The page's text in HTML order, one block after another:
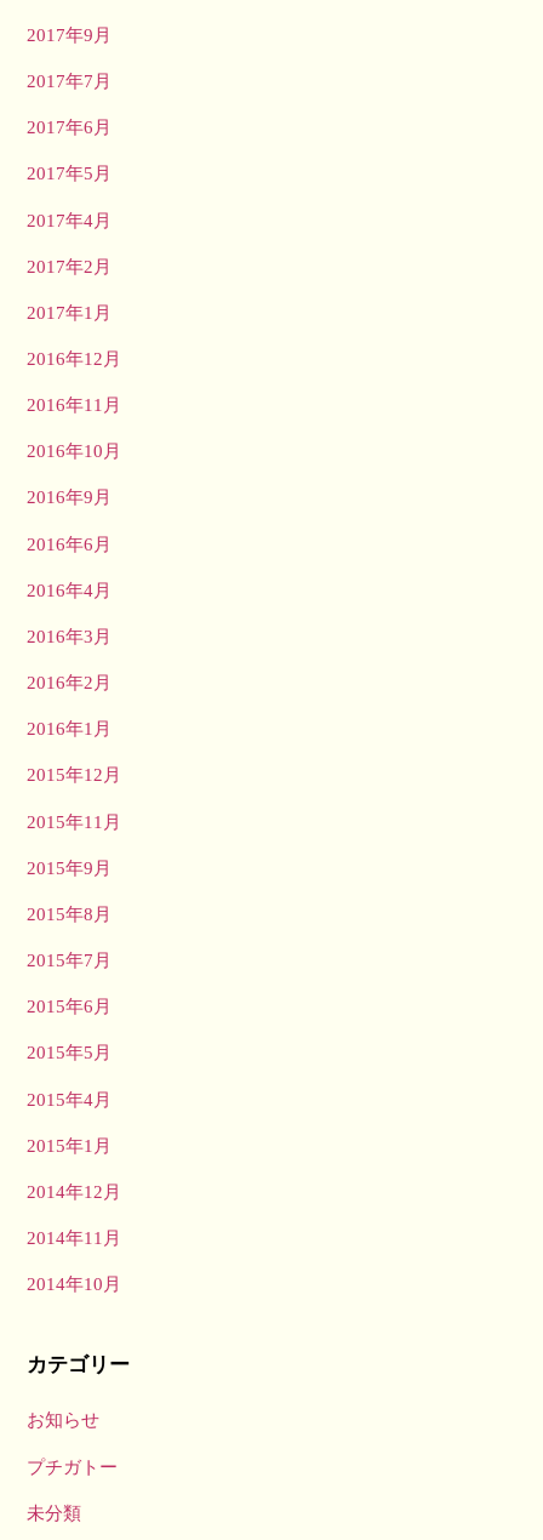
2017年9月
2017年7月
2017年6月
2017年5月
2017年4月
2017年2月
2017年1月
2016年12月
2016年11月
2016年10月
2016年9月
2016年6月
2016年4月
2016年3月
2016年2月
2016年1月
2015年12月
2015年11月
2015年9月
2015年8月
2015年7月
2015年6月
2015年5月
2015年4月
2015年1月
2014年12月
2014年11月
2014年10月
カテゴリー
お知らせ
プチガトー
未分類